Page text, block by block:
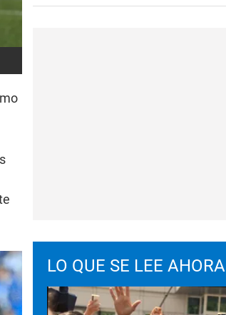
LO QUE SE LEE AHORA